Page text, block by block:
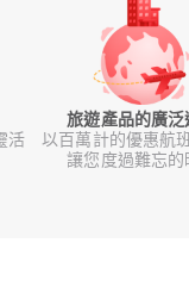
活
旅遊產品的廣泛
以百萬計的優惠航
讓您度過難忘的